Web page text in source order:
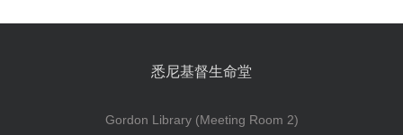
悉尼基督生命堂
Gordon Library (Meeting Room 2)